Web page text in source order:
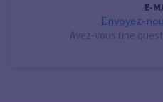
E-
Envoyez-
Avez-vous une